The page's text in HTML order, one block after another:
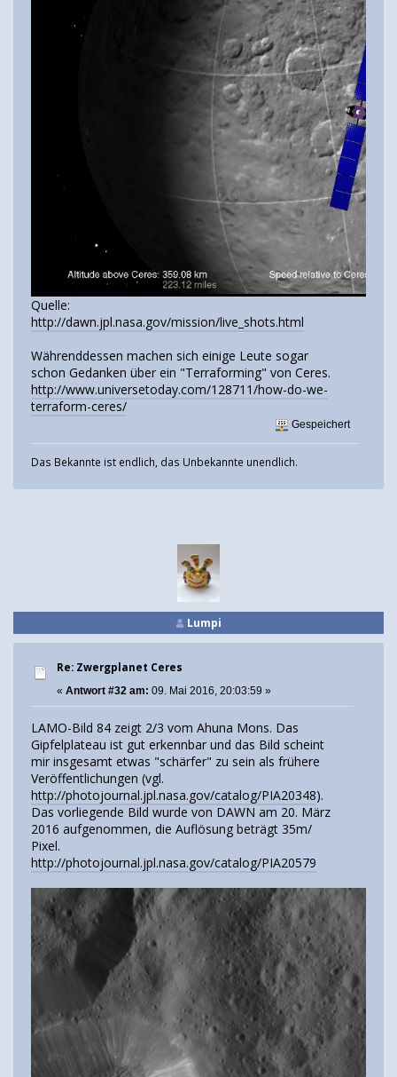
Quelle:
http://dawn.jpl.nasa.gov/mission/live_shots.html
Währenddessen machen sich einige Leute sogar
schon Gedanken über ein "Terraforming" von Ceres.
http://www.universetoday.com/128711/how-do-we-
terraform-ceres/
Gespeichert
Das Bekannte ist endlich, das Unbekannte unendlich.
Lumpi
Re: Zwergplanet Ceres
« Antwort #32 am: 09. Mai 2016, 20:03:59 »
LAMO-Bild 84 zeigt 2/3 vom Ahuna Mons. Das
Gipfelplateau ist gut erkennbar und das Bild scheint
mir insgesamt etwas "schärfer" zu sein als frühere
Veröffentlichungen (vgl.
http://photojournal.jpl.nasa.gov/catalog/PIA20348).
Das vorliegende Bild wurde von DAWN am 20. März
2016 aufgenommen, die Auflösung beträgt 35m/
Pixel.
http://photojournal.jpl.nasa.gov/catalog/PIA20579